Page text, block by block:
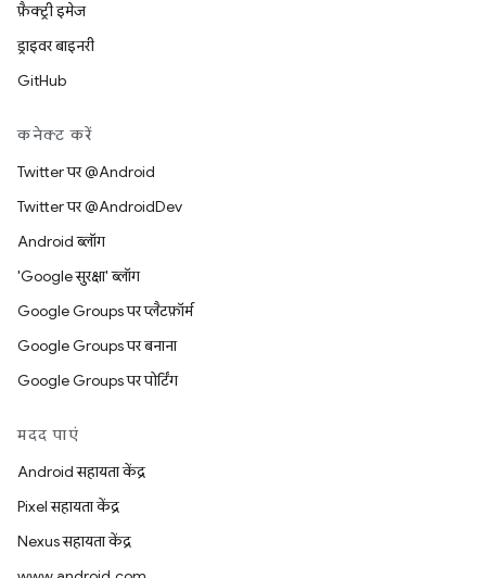
फ़ैक्ट्री इमेज
ड्राइवर बाइनरी
GitHub
कनेक्ट करें
Twitter पर @Android
Twitter पर @AndroidDev
Android ब्लॉग
'Google सुरक्षा' ब्लॉग
Google Groups पर प्लैटफ़ॉर्म
Google Groups पर बनाना
Google Groups पर पोर्टिंग
मदद पाएं
Android सहायता केंद्र
Pixel सहायता केंद्र
Nexus सहायता केंद्र